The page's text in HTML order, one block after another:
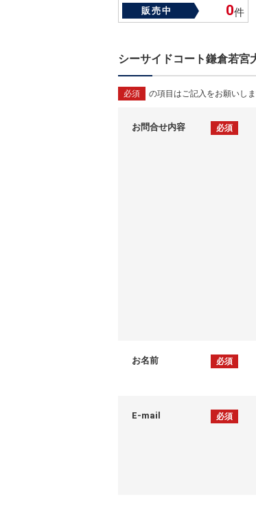
築年数：1981年
販売中 0件
シーサイドコート鎌倉若宮
必須 の項目はご記入をお願いし
お問合せ内容 必須
お名前 必須
E-mail 必須